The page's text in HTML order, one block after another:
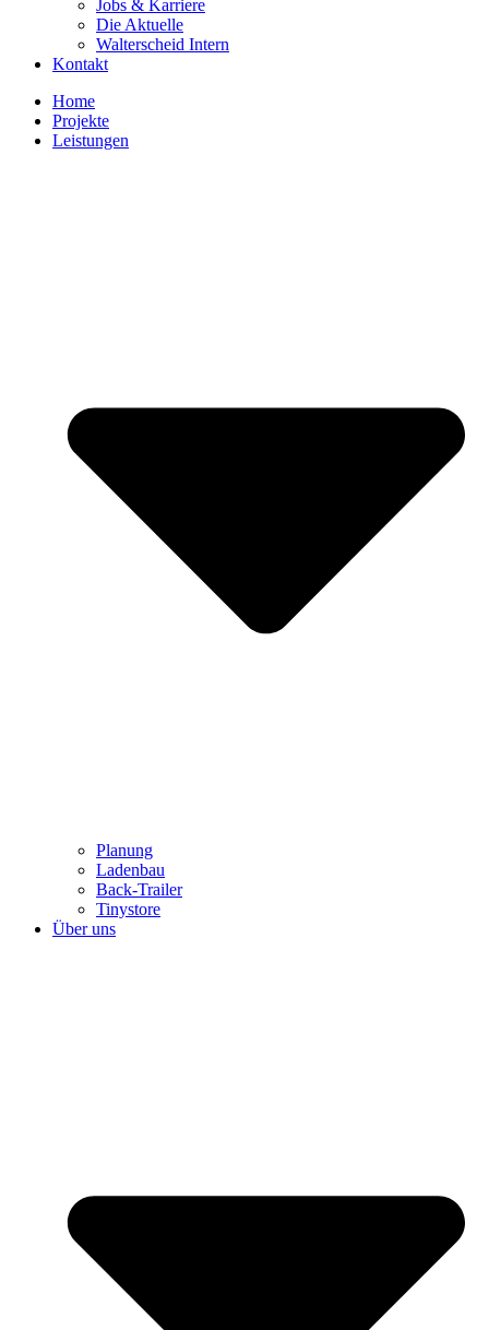
Jobs & Karriere
Die Aktuelle
Walterscheid Intern
Kontakt
Home
Projekte
Leistungen
Planung
Ladenbau
Back-Trailer
Tinystore
Über uns